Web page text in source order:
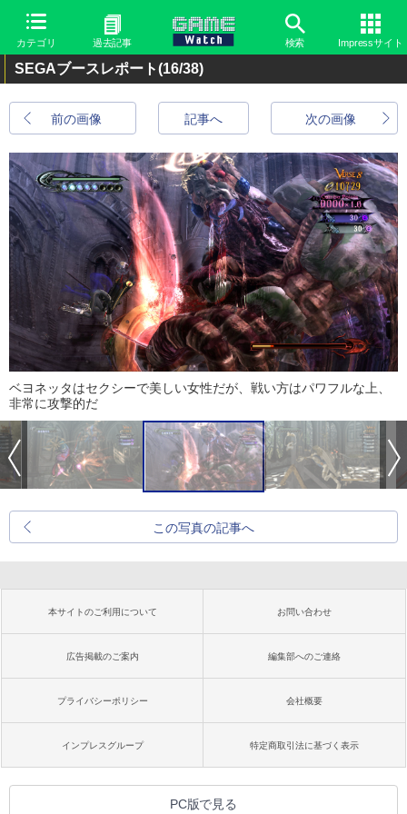
カテゴリ 過去記事 検索 Impressサイト
SEGAブースレポート(16/38)
前の画像 次の画像
記事へ
ベヨネッタはセクシーで美しい女性だが、戦い方はパワフルな上、
非常に攻撃的だ
この写真の記事へ
本サイトのご利用について お問い合わせ
広告掲載のご案内 編集部へのご連絡
プライバシーポリシー 会社概要
インプレスグループ 特定商取引法に基づく表示
PC版で見る